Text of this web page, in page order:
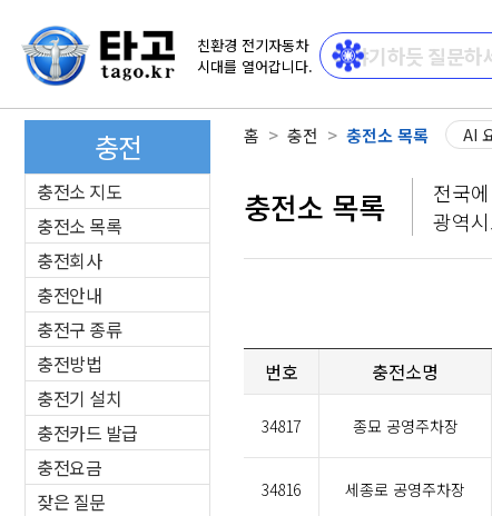
친환경 전기자동차
시대를 열어갑니다.
홈 충전 충전소 목록 AI
충전
충전소 지도
충전소 목록
충전회사
충전안내
충전구 종류
충전방법
충전기 설치
충전카드 발급
충전요금
잦은 질문
충전소 목록
전국
광역
번호 충전소명
34817 종묘 공영주차장
34816 세종로 공영주차장